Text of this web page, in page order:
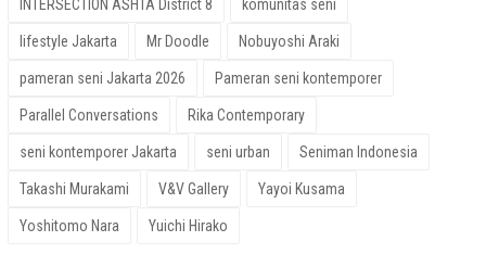
INTERSECTION ASHTA District 8 komunitas seni
lifestyle Jakarta Mr Doodle Nobuyoshi Araki
pameran seni Jakarta 2026 Pameran seni kontemporer
Parallel Conversations Rika Contemporary
seni kontemporer Jakarta seni urban Seniman Indonesia
Takashi Murakami V&V Gallery Yayoi Kusama
Yoshitomo Nara Yuichi Hirako